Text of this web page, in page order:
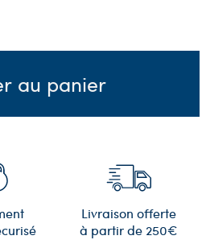
au panier
Livraison offerte
à partir de 250€